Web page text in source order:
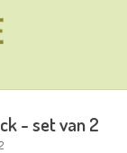
- set van 2